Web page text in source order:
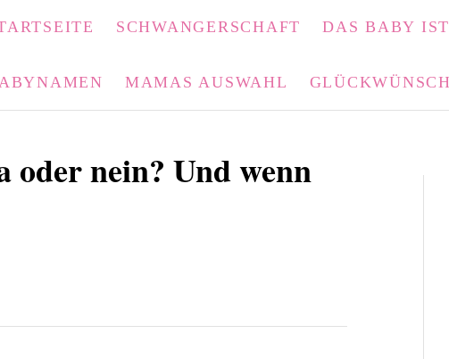
SCHWANGERSCHAFT DAS BABY
MAMAS AUSWAHL
oder nein? Und wenn